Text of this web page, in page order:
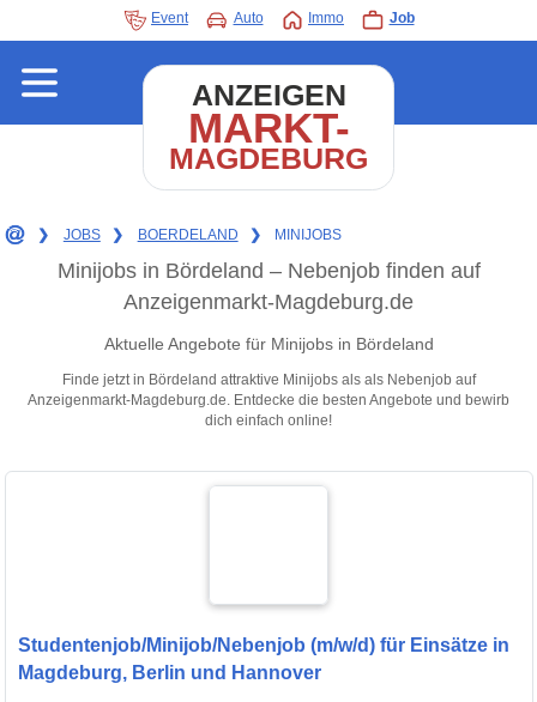
Event Auto Immo Job
ANZEIGEN
MARKT-
MAGDEBURG
❯ JOBS ❯ BOERDELAND ❯ MINIJOBS
Minijobs in Bördeland – Nebenjob finden auf
Anzeigenmarkt-Magdeburg.de
Aktuelle Angebote für Minijobs in Bördeland
Finde jetzt in Bördeland attraktive Minijobs als als Nebenjob auf
Anzeigenmarkt-Magdeburg.de. Entdecke die besten Angebote und bewirb
dich einfach online!
Studentenjob/Minijob/Nebenjob (m/w/d) für Einsätze in
Magdeburg, Berlin und Hannover